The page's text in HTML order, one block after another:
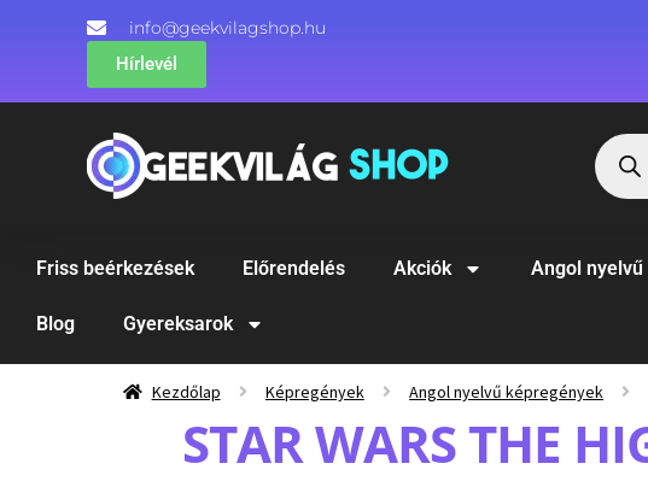
info@geekvilagshop.hu
Hírlevél
Friss beérkezések Előrendelés Akciók Angol
Blog Gyereksarok
Kezdőlap Képregények Angol nyelvű képregények
STAR WARS THE